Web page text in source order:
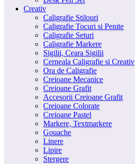
Creativ
Caligrafie Stilouri
Caligrafie Tocuri si Penite
Caligrafie Seturi
Caligrafie Markere
Sigilii, Ceara Sigilii
Cerneala Caligrafie si Creativ
Ora de Caligrafie
Creioane Mecanice
Creioane Grafit
Accesorii Creioane Grafit
Creioane Colorate
Creioane Pastel
Markere, Textmarkere
Gouache
Linere
Lipire
Stergere